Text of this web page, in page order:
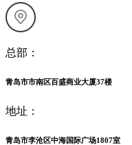
总部：
青岛市市南区百盛商业大厦37楼
地址：
青岛市李沧区中海国际广场1807室